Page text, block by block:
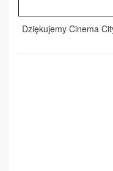
Dziękujemy Cinema